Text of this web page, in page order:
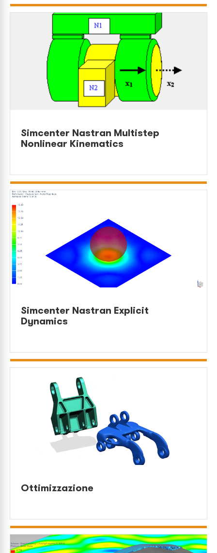
Simcenter Nastran Multistep
Nonlinear Kinematics
Simcenter Nastran Explicit
Dynamics
Ottimizzazione